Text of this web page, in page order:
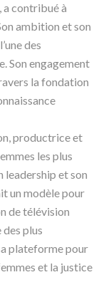
contribué à
ambition et son
des
Son engagement
la fondation
productrice et
les plus
leadership et son
un modèle pour
de télévision
des plus
plateforme pour
et la justice